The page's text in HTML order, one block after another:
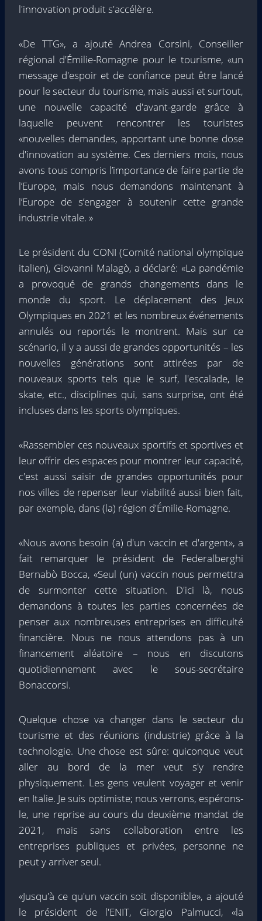
l'innovation produit s'accélère.
«De TTG», a ajouté Andrea Corsini, Conseiller
régional d'Émilie-Romagne pour le tourisme, «un
message d'espoir et de confiance peut être lancé
pour le secteur du tourisme, mais aussi et surtout,
une nouvelle capacité d'avant-garde grâce à
laquelle peuvent rencontrer les touristes
«nouvelles demandes, apportant une bonne dose
d'innovation au système. Ces derniers mois, nous
avons tous compris l’importance de faire partie de
l’Europe, mais nous demandons maintenant à
l’Europe de s’engager à soutenir cette grande
industrie vitale. »
Le président du CONI (Comité national olympique
italien), Giovanni Malagò, a déclaré: «La pandémie
a provoqué de grands changements dans le
monde du sport. Le déplacement des Jeux
Olympiques en 2021 et les nombreux événements
annulés ou reportés le montrent. Mais sur ce
scénario, il y a aussi de grandes opportunités – les
nouvelles générations sont attirées par de
nouveaux sports tels que le surf, l'escalade, le
skate, etc., disciplines qui, sans surprise, ont été
incluses dans les sports olympiques.
«Rassembler ces nouveaux sportifs et sportives et
leur offrir des espaces pour montrer leur capacité,
c'est aussi saisir de grandes opportunités pour
nos villes de repenser leur viabilité aussi bien fait,
par exemple, dans (la) région d'Émilie-Romagne.
«Nous avons besoin (a) d'un vaccin et d'argent», a
fait remarquer le président de Federalberghi
Bernabò Bocca, «Seul (un) vaccin nous permettra
de surmonter cette situation. D'ici là, nous
demandons à toutes les parties concernées de
penser aux nombreuses entreprises en difficulté
financière. Nous ne nous attendons pas à un
financement aléatoire – nous en discutons
quotidiennement avec le sous-secrétaire
Bonaccorsi.
Quelque chose va changer dans le secteur du
tourisme et des réunions (industrie) grâce à la
technologie. Une chose est sûre: quiconque veut
aller au bord de la mer veut s'y rendre
physiquement. Les gens veulent voyager et venir
en Italie. Je suis optimiste; nous verrons, espérons-
le, une reprise au cours du deuxième mandat de
2021, mais sans collaboration entre les
entreprises publiques et privées, personne ne
peut y arriver seul.
«Jusqu'à ce qu'un vaccin soit disponible», a ajouté
le président de l'ENIT, Giorgio Palmucci, «la